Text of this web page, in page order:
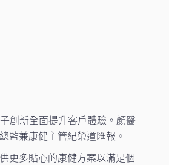
創新全面提升客戶體驗。顏醫
監兼康健主管紀榮道匯報。
更多貼心的康健方案以滿足個